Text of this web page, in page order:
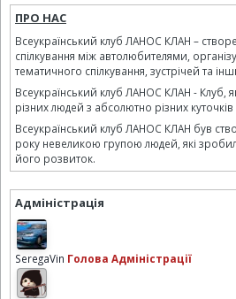
ПРО НАС
Всеукраїнський клуб ЛАНОС КЛАН –
спілкування між автолюбителями,
тематичного спілкування, зустрічей та
Всеукраїнський клуб ЛАНОС КЛАН - Клуб,
різних людей з абсолютно різних куточків
Всеукраїнський клуб ЛАНОС КЛАН був
року невеликою групою людей, які
його розвиток.
Адміністрація
SeregaVin Голова Адміністрації